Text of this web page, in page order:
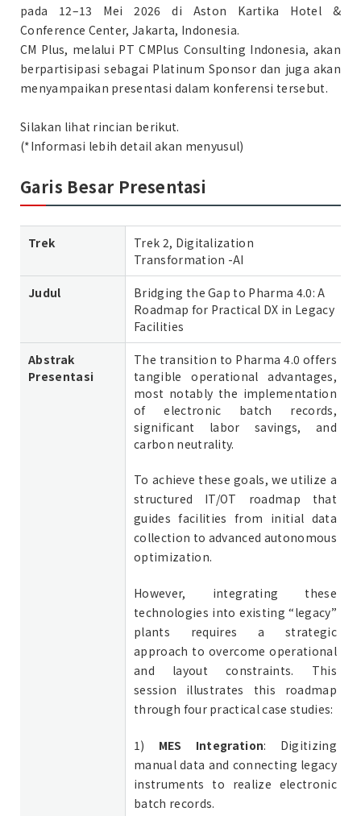
pada 12–13 Mei 2026 di Aston Kartika Hotel &
Conference Center, Jakarta, Indonesia.
CM Plus, melalui PT CMPlus Consulting Indonesia, akan
berpartisipasi sebagai Platinum Sponsor dan juga akan
menyampaikan presentasi dalam konferensi tersebut.
Silakan lihat rincian berikut.
(*Informasi lebih detail akan menyusul)
Garis Besar Presentasi
Trek
Trek 2, Digitalization
Transformation -AI
Judul
Bridging the Gap to Pharma 4.0: A
Roadmap for Practical DX in Legacy
Facilities
Abstrak
Presentasi
The transition to Pharma 4.0 offers
tangible operational advantages,
most notably the implementation
of electronic batch records,
significant labor savings, and
carbon neutrality.
To achieve these goals, we utilize a
structured IT/OT roadmap that
guides facilities from initial data
collection to advanced autonomous
optimization.
However, integrating these
technologies into existing “legacy”
plants requires a strategic
approach to overcome operational
and layout constraints. This
session illustrates this roadmap
through four practical case studies:
1) MES Integration: Digitizing
manual data and connecting legacy
instruments to realize electronic
batch records.